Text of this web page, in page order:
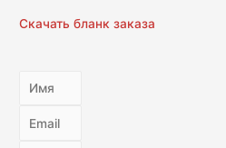
Скачать бланк заказа